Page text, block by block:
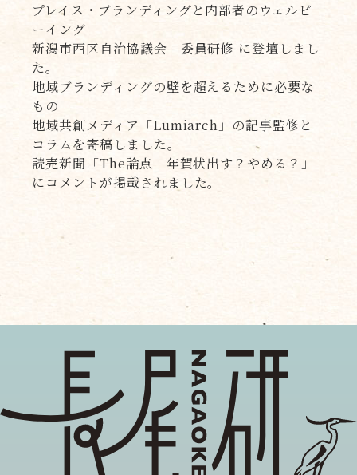
プレイス・ブランディングと内部者のウェルビ
ーイング
新潟市西区自治協議会 委員研修 に登壇しまし
た。
地域ブランディングの壁を超えるために必要な
もの
地域共創メディア「Lumiarch」の記事監修と
コラムを寄稿しました。
読売新聞「The論点 年賀状出す？やめる？」
にコメントが掲載されました。